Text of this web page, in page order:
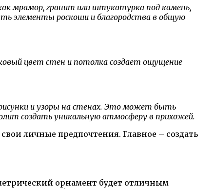
мрамор, гранит или штукатурка под камень,
элементы роскоши и благородства в общую
цвет стен и потолка создает ощущение
и узоры на стенах. Это может быть
создать уникальную атмосферу в прихожей.
личные предпочтения. Главное – создать
орнамент будет отличным